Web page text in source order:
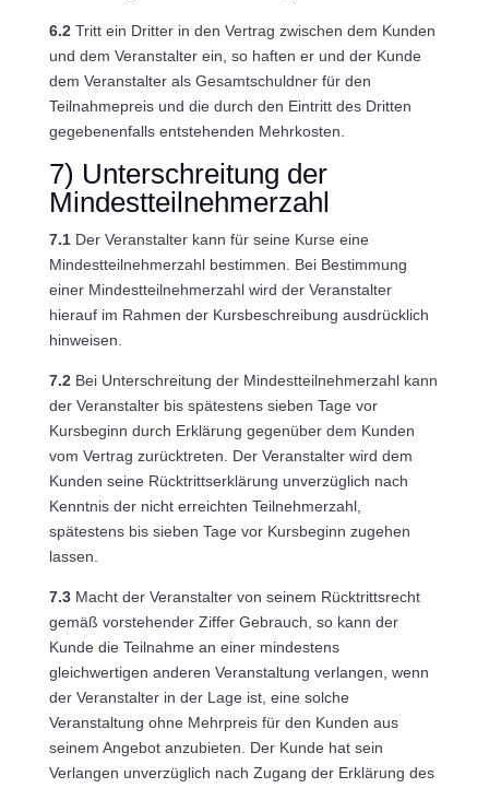
6.2Tritt ein Dritter in den Vertrag zwischen dem Kunden
und dem Veranstalter ein, so haften er und der Kunde
dem Veranstalter als Gesamtschuldner für den
Teilnahmepreis und die durch den Eintritt des Dritten
gegebenenfalls entstehenden Mehrkosten.
7) Unterschreitung der
Mindestteilnehmerzahl
7.1Der Veranstalter kann für seine Kurse eine
Mindestteilnehmerzahl bestimmen. Bei Bestimmung
einer Mindestteilnehmerzahl wird der Veranstalter
hierauf im Rahmen der Kursbeschreibung ausdrücklich
hinweisen.
7.2Bei Unterschreitung der Mindestteilnehmerzahl kann
der Veranstalter bis spätestens sieben Tage vor
Kursbeginn durch Erklärung gegenüber dem Kunden
vom Vertrag zurücktreten. Der Veranstalter wird dem
Kunden seine Rücktrittserklärung unverzüglich nach
Kenntnis der nicht erreichten Teilnehmerzahl,
spätestens bis sieben Tage vor Kursbeginn zugehen
lassen.
7.3Macht der Veranstalter von seinem Rücktrittsrecht
gemäß vorstehender Ziffer Gebrauch, so kann der
Kunde die Teilnahme an einer mindestens
gleichwertigen anderen Veranstaltung verlangen, wenn
der Veranstalter in der Lage ist, eine solche
Veranstaltung ohne Mehrpreis für den Kunden aus
seinem Angebot anzubieten. Der Kunde hat sein
Verlangen unverzüglich nach Zugang der Erklärung des